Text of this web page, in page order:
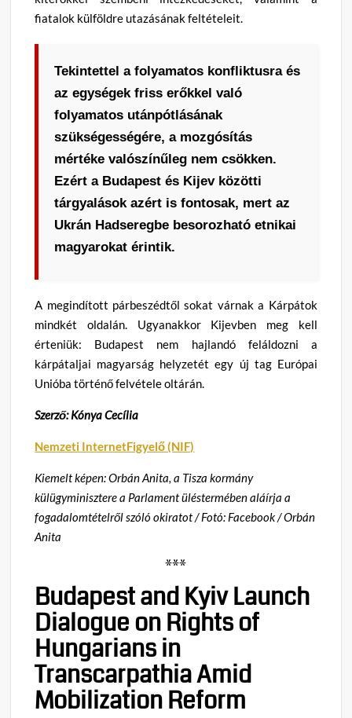
fiatalok külföldre utazásának feltételeit.
Tekintettel a folyamatos konfliktusra és
az egységek friss erőkkel való
folyamatos utánpótlásának
szükségességére, a mozgósítás
mértéke valószínűleg nem csökken.
Ezért a Budapest és Kijev közötti
tárgyalások azért is fontosak, mert az
Ukrán Hadseregbe besorozható etnikai
magyarokat érintik.
A megindított párbeszédtől sokat várnak a Kárpátok
mindkét oldalán. Ugyanakkor Kijevben meg kell
érteniük: Budapest nem hajlandó feláldozni a
kárpátaljai magyarság helyzetét egy új tag Európai
Unióba történő felvétele oltárán.
Szerző: Kónya Cecília
Nemzeti InternetFigyelő (NIF)
Kiemelt képen: Orbán Anita, a Tisza kormány
külügyminisztere a Parlament üléstermében aláírja a
fogadalomtételről szóló okiratot / Fotó: Facebook / Orbán
Anita
***
Budapest and Kyiv Launch
Dialogue on Rights of
Hungarians in
Transcarpathia Amid
Mobilization Reform